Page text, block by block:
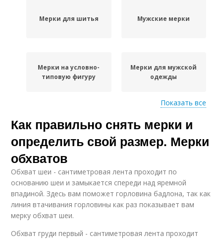
Мерки для шитья Мужские мерки
Мерки на условно-
типовую фигуру
Мерки для мужской
одежды
Мерки для плечевых
изделий
Показать все
Как правильно снять мерки и
определить свой размер. Мерки
обхватов
Обхват шеи - сантиметровая лента проходит по
основанию шеи и замыкается спереди над яремной
впадиной. Здесь вам поможет горловина бадлона, так как
линия втачивания горловины как раз показывает вам
мерку обхват шеи.
Обхват груди первый - сантиметровая лента проходит